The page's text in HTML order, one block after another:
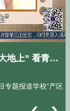
山东省教育厅 | 山东农业大学：深入实施人才强校战略 赋能一流农业大学建设
担立德树人、强农
动能，加快推进
【山农大家说】一粒麦·一块姜·一瓶酒：解码酿造科学与产业转化